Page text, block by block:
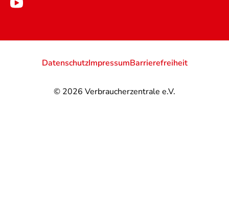
© 2026 Verbraucherzentrale e.V.
DatenschutzImpressumBarrierefreiheit